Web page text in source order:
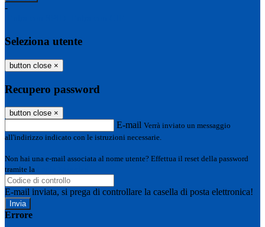
-
Seleziona utente
button close ×
Recupero password
button close ×
E-mail Verrà inviato un messaggio
all'indirizzo indicato con le istruzioni necessarie.
Non hai una e-mail associata al nome utente? Effettua il reset della password
tramite la
E-mail inviata, si prega di controllare la casella di posta elettronica!
Errore